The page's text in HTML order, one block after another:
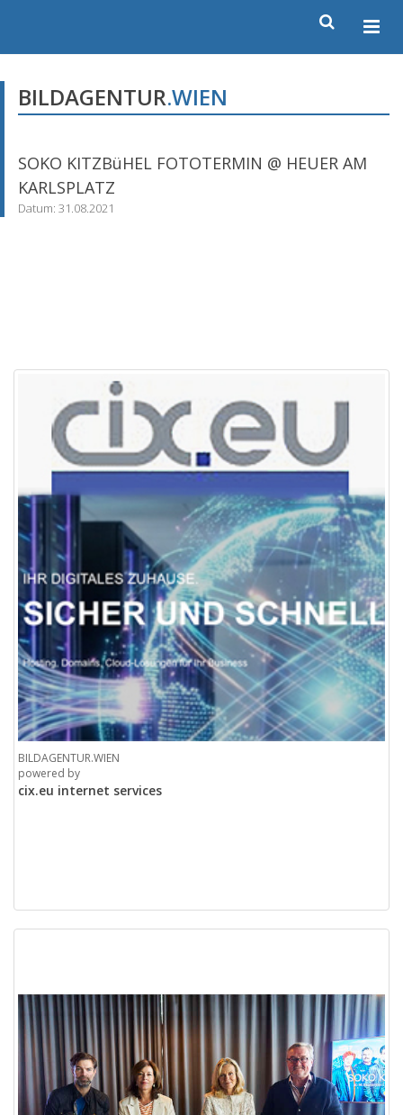
BILDAGENTUR.WIEN
SOKO KITZBüHEL FOTOTERMIN @ HEUER AM
KARLSPLATZ
Datum: 31.08.2021
BILDAGENTUR.WIEN
powered by
cix.eu internet services